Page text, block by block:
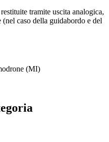
tramite uscita analogica,
caso della guidabordo e del
(MI)